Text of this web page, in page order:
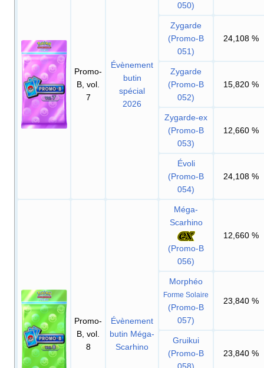
Promo-
B, vol.
7
Évènement
butin
spécial
2026
050)
Zygarde
(Promo-B
051)
24,108 %
Zygarde
(Promo-B
052)
15,820 %
Zygarde-ex
(Promo-B
053)
12,660 %
Évoli
(Promo-B
054)
24,108 %
Promo-
B, vol.
8
Évènement
butin Méga-
Scarhino
Méga-
Scarhino
(Promo-B
056)
12,660 %
Morphéo
Forme Solaire
(Promo-B
057)
23,840 %
Gruikui
(Promo-B
23,840 %